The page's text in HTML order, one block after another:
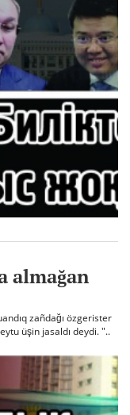
almağan
zañdağı özgerister
üşin jasaldı deydi. "..